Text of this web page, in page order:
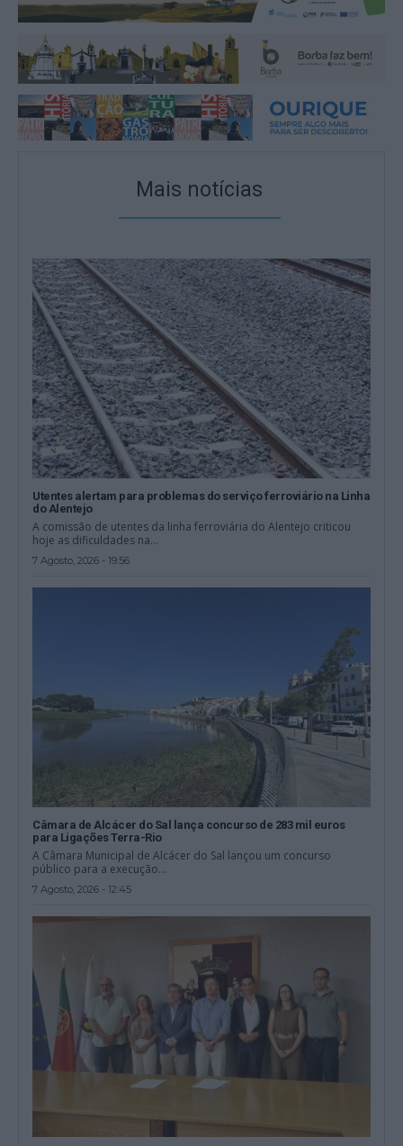
Mais notícias
Utentes alertam para problemas do serviço ferroviário na Linha
do Alentejo
A comissão de utentes da linha ferroviária do Alentejo criticou
hoje as dificuldades na...
7 Agosto, 2026 - 19:56
Câmara de Alcácer do Sal lança concurso de 283 mil euros
para Ligações Terra-Rio
A Câmara Municipal de Alcácer do Sal lançou um concurso
público para a execução...
7 Agosto, 2026 - 12:45